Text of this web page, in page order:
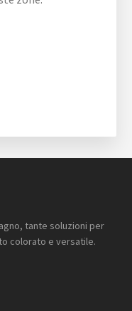
tante soluzioni per
colorato e versatile.